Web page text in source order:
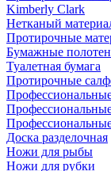
Kimberly Clark
Нетканый
Протирочные
Бумажные
Туалетная бумага
Протирочные
Доска разделочная
Ножи для рыбы
Ножи для рубки